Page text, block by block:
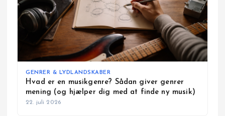
GENRER & LYDLANDSKABER
Hvad er en musikgenre? Sådan giver genrer
mening (og hjælper dig med at finde ny musik)
22. juli 2026